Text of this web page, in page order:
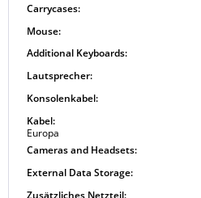
Carrycases:
Mouse:
Additional Keyboards:
Lautsprecher:
Konsolenkabel:
Kabel:
Europa
Cameras and Headsets:
External Data Storage:
Zusätzliches Netzteil: